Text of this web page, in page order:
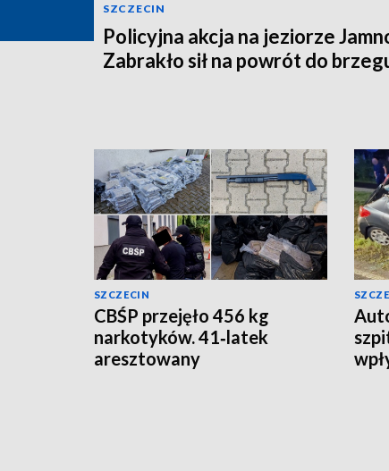
SZCZECIN
Policyjna akcja na jeziorze
Zabrakło sił na powrót do
SZCZECIN
CBŚP przejęło 456 kg
narkotyków. 41‑latek
aresztowany